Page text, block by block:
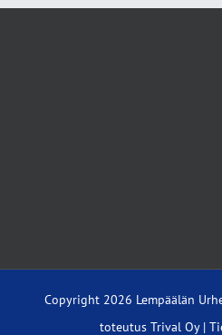
Copyright 2026 Lempäälän
toteutus Trival Oy|